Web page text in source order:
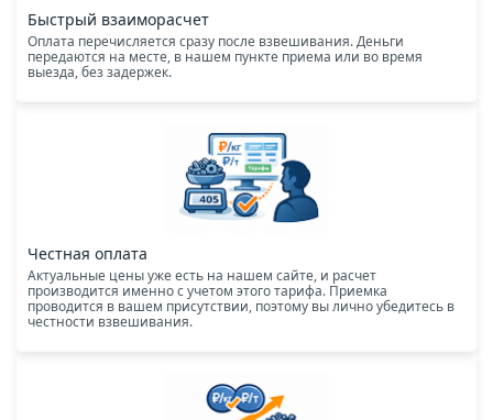
Быстрый взаиморасчет
Оплата перечисляется сразу после взвешивания. Деньги
передаются на месте, в нашем пункте приема или во время
выезда, без задержек.
Честная оплата
Актуальные цены уже есть на нашем сайте, и расчет
производится именно с учетом этого тарифа. Приемка
проводится в вашем присутствии, поэтому вы лично убедитесь в
честности взвешивания.